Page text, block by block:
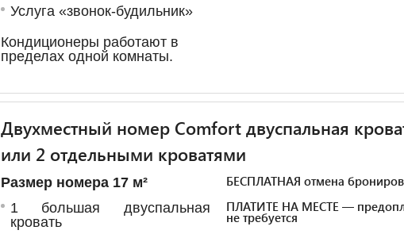
Услуга «звонок-будильник»
Кондиционеры работают в
пределах одной комнаты.
Двухместный номер Comfort двуспальная
или 2 отдельными кроватями
Размер номера 17 м²
1 большая двуспальная
кровать
БЕСПЛАТНАЯ отмена
ПЛАТИТЕ НА МЕСТЕ —
не требуется